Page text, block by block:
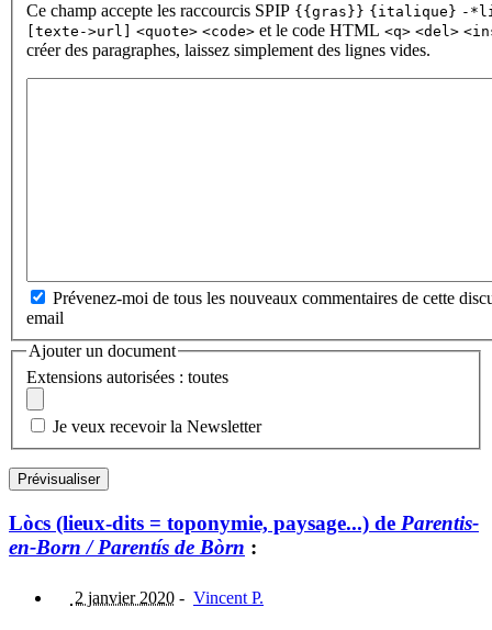
Ce champ accepte les raccourcis SPIP {{gras}} {italique} -
[texte->url]
<quote> <code> et le code HTML <q> <del>
créer des paragraphes, laissez simplement des lignes vides.
Prévenez-moi de tous les nouveaux commentaires de cette
email
Ajouter un document
Extensions autorisées : toutes
Je veux recevoir la Newsletter
Lòcs (lieux-dits = toponymie, paysage...) de Parentis-
en-Born / Parentís de Bòrn :
2 janvier 2020 - Vincent P.